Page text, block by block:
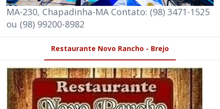
MA-230, Chapadinha-MA Contato: (98) 3471-1525
ou (98) 99200-8982
Restaurante Novo Rancho - Brejo